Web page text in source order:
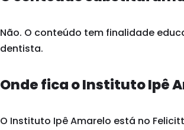
Não. O conteúdo tem finalidade
dentista.
Onde fica o Instituto Ipê
O Instituto Ipê Amarelo está no